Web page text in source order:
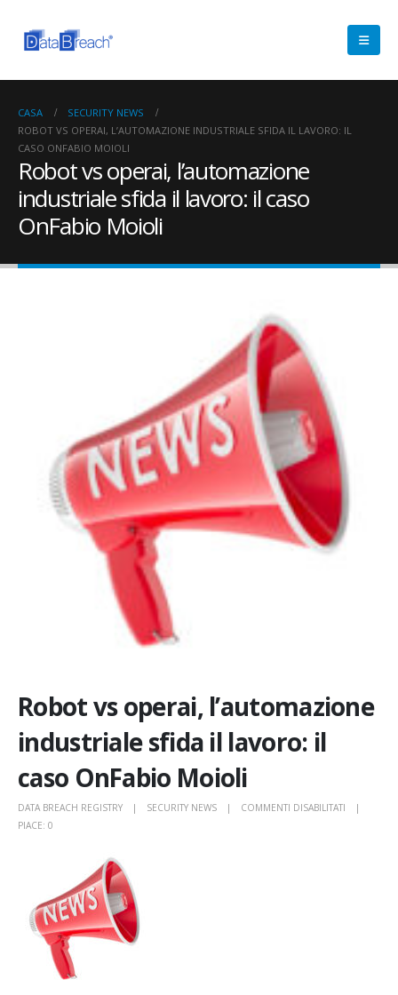
CASA
SECURITY NEWS
ROBOT VS OPERAI, L’AUTOMAZIONE INDUSTRIALE SFIDA IL LAVORO: IL
CASO ONFABIO MOIOLI
Robot vs operai, l’automazione
industriale sfida il lavoro: il caso
OnFabio Moioli
Robot vs operai, l’automazione
industriale sfida il lavoro: il
caso OnFabio Moioli
DATA BREACH REGISTRY SECURITY NEWS COMMENTI DISABILITATI
PIACE: 0